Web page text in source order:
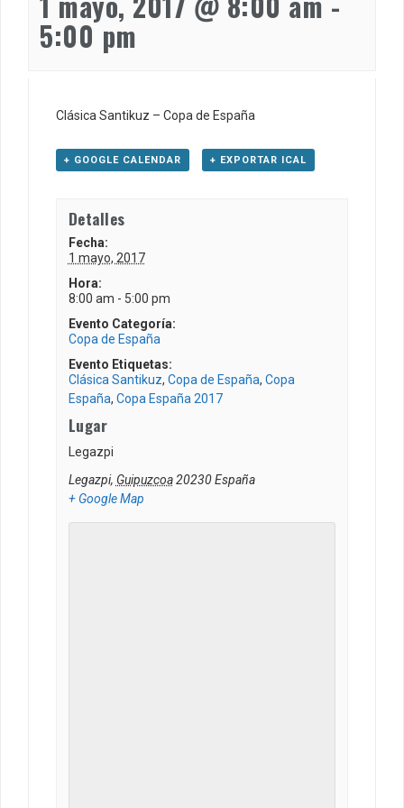
5:00 pm
Clásica Santikuz – Copa de España
+ GOOGLE CALENDAR + EXPORTAR ICAL
Detalles
Fecha:
1 mayo, 2017
Hora:
8:00 am - 5:00 pm
Evento Categoría:
Copa de España
Evento Etiquetas:
Clásica Santikuz, Copa de España, Copa
España, Copa España 2017
Lugar
Legazpi
Legazpi, Guipuzcoa20230España
+ Google Map